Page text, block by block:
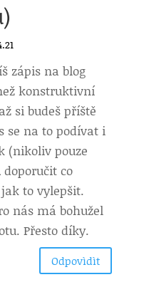
zápis na blog
konstruktivní
si budeš příště
se na to podívat i
(nikoliv pouze
doporučit co
to vylepšit.
nás má bohužel
Přesto díky.
Odpovìdìt